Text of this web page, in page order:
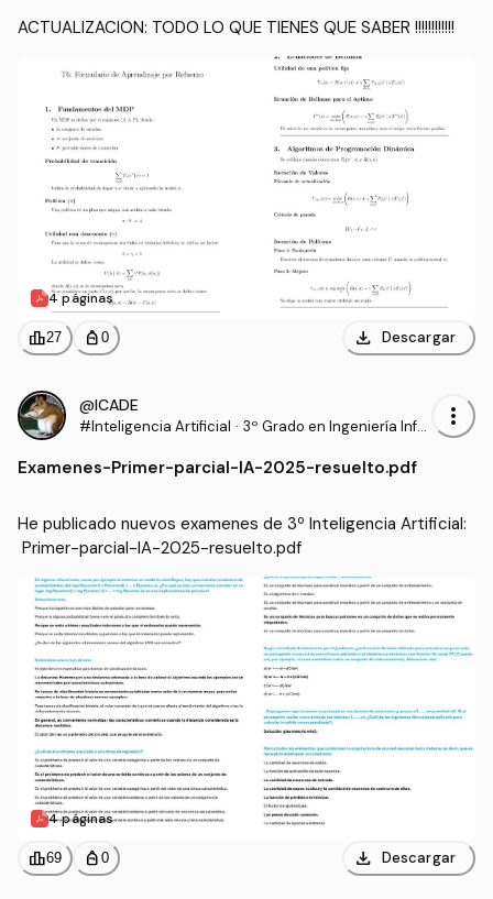
ACTUALIZACION: TODO LO QUE TIENES QUE SABER !!!!!!!!!!!!
4 páginas
leaderboard27 personal_bag 0 download Descargar
@ICADE
#Inteligencia Artificial · 3º Grado en Ingeniería Infor
ware (US)
more_vert
Examenes-Primer-parcial-IA-2025-resuelto.pdf
He publicado nuevos examenes de 3º Inteligencia Artificial:
Primer-parcial-IA-2025-resuelto.pdf
4 páginas
leaderboard69 personal_bag 0 download Descargar